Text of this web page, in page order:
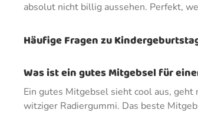
absolut nicht billig aussehen. Perfekt,
Häufige Fragen zu
Was ist ein gutes Mitgebsel für
Ein gutes Mitgebsel sieht cool aus,
witziger Radiergummi. Das beste